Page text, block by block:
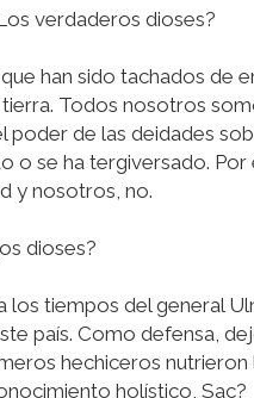
verdaderos dioses?
han sido tachados de
Todos nosotros
poder de las deidades
o se ha tergiversado.
y nosotros, no.
dioses?
tiempos del general
país. Como defensa,
hechiceros nutrieron
holístico, Sac?